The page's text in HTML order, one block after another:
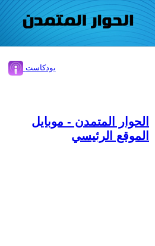
بودكاست
الحوار المتمدن - موبايل
الموقع الرئيسي